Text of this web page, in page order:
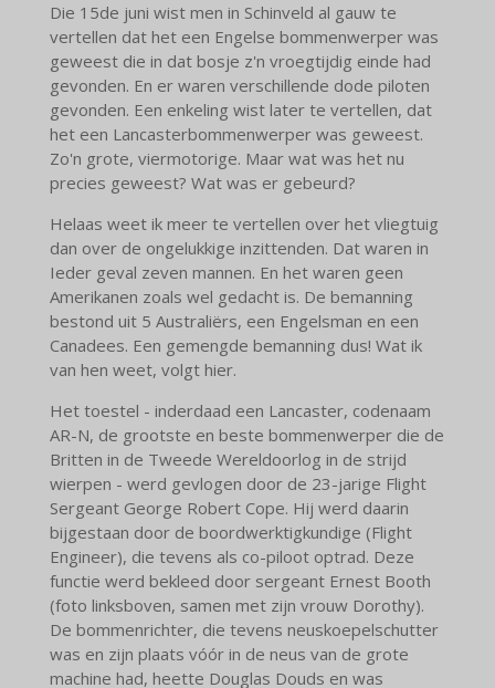
Die 15de juni wist men in Schinveld al gauw te
vertellen dat het een Engelse bommenwerper was
geweest die in dat bosje z'n vroegtijdig einde had
gevonden. En er waren verschillende dode piloten
gevonden. Een enkeling wist later te vertellen, dat
het een Lancasterbommenwerper was geweest.
Zo'n grote, viermotorige. Maar wat was het nu
precies geweest? Wat was er gebeurd?
Helaas weet ik meer te vertellen over het vliegtuig
dan over de ongelukkige inzittenden. Dat waren in
Ieder geval zeven mannen. En het waren geen
Amerikanen zoals wel gedacht is. De bemanning
bestond uit 5 Australiërs, een Engelsman en een
Canadees. Een gemengde bemanning dus! Wat ik
van hen weet, volgt hier.
Het toestel - inderdaad een Lancaster, codenaam
AR-N, de grootste en beste bommenwerper die de
Britten in de Tweede Wereldoorlog in de strijd
wierpen - werd gevlogen door de 23-jarige Flight
Sergeant George Robert Cope. Hij werd daarin
bijgestaan door de boordwerktigkundige (Flight
Engineer), die tevens als co-piloot optrad. Deze
functie werd bekleed door sergeant Ernest Booth
(foto linksboven, samen met zijn vrouw Dorothy).
De bommenrichter, die tevens neuskoepelschutter
was en zijn plaats vóór in de neus van de grote
machine had, heette Douglas Douds en was